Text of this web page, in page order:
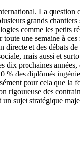
La
grands
comme les petits
une semaine à
et des débats
mais aussi et
prochaines
des diplômés
pour cela que
des
sujet stratégique